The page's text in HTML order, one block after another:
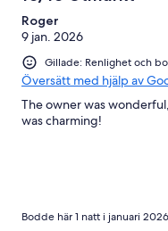
Roger
9 jan. 2026
Gillade: Renlighet och
Översätt med hjälp av
The owner was
was charming!
Bodde här 1 natt i januari 2026